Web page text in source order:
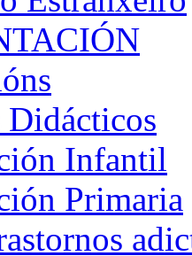
Didácticos
Infantil
Primaria